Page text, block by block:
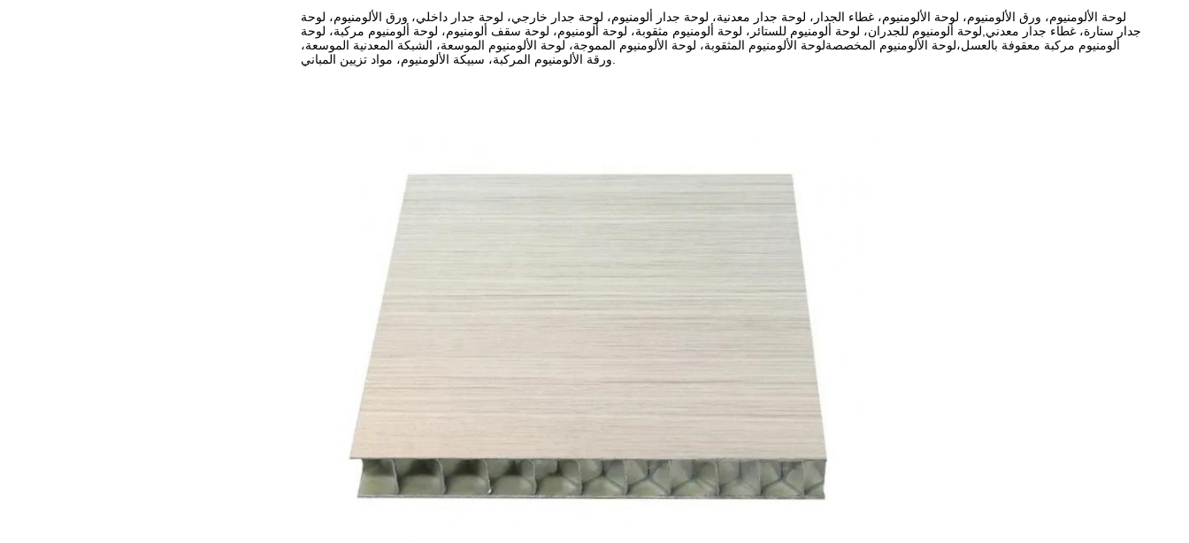
لوحة الألومنيوم، ورق الألومنيوم، لوحة الألومنيوم، غطاء الجدار، لوحة جدار معدنية، لوحة جدار ألومنيوم، لوحة جدار خارجي، لوحة جدار داخلي، ورق الألومنيوم، لوحة
جدار ستارة، غطاء جدار معدني,لوحة ألومنيوم للجدران، لوحة ألومنيوم للستائر، لوحة ألومنيوم مثقوبة، لوحة ألومنيوم، لوحة سقف ألومنيوم، لوحة ألومنيوم مركبة، لوحة
ألومنيوم مركبة معقوفة بالعسل،لوحة الألومنيوم المخصصةلوحة الألومنيوم المثقوبة، لوحة الألومنيوم المموجة، لوحة الألومنيوم الموسعة، الشبكة المعدنية الموسعة،